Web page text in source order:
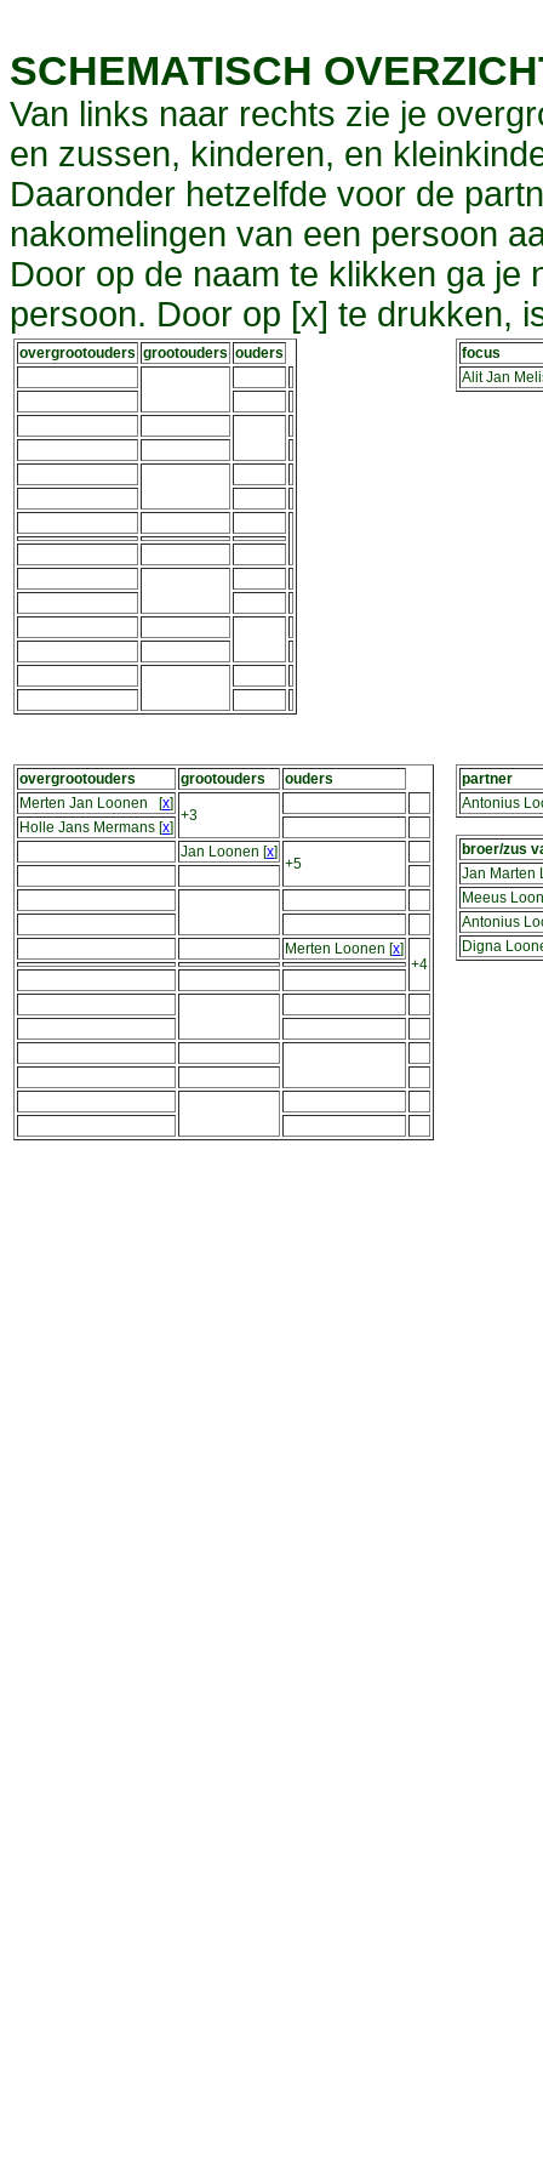
SCHEMATISCH
Van links naar rechts zie je
en zussen, kinderen, en
Daaronder hetzelfde voor de
nakomelingen van een persoon
Door op de naam te klikken ga je
persoon. Door op [x] te drukken,
overgrootouders grootouders ouders
focus
Alit Jan
overgrootouders grootouders
ouders
Merten Jan Loonen
[x]
+3
Holle Jans Mermans [x]
Jan Loonen [x]
+5
Merten Loonen [x]
+4
partner
Antonius
broer/zus
Jan Marten
Meeus
Antonius
Digna